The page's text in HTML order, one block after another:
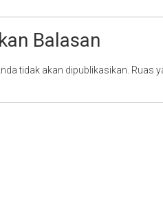
Balasan
tidak akan dipublikasikan. Ruas